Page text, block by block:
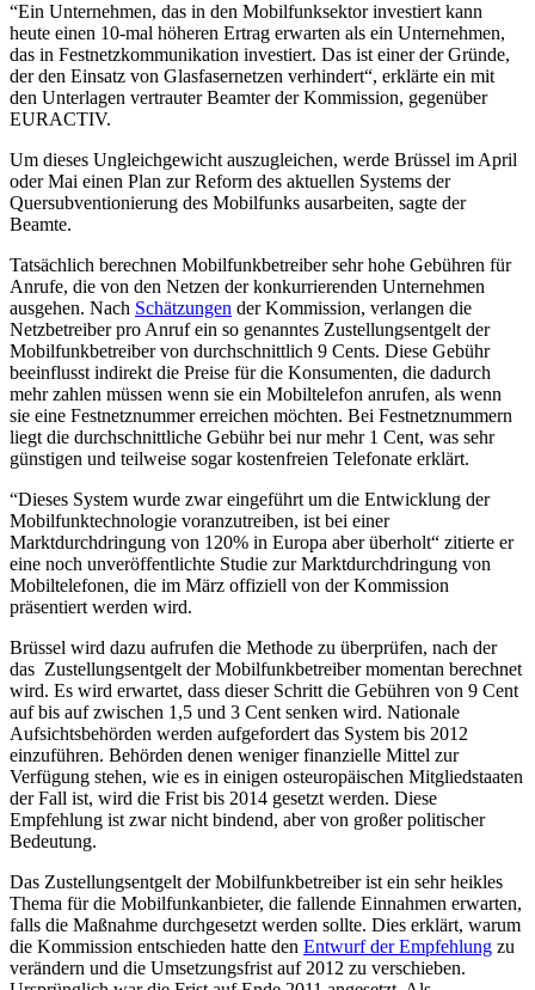
“Ein Unternehmen, das in den Mobilfunksektor investiert kann
heute einen 10-mal höheren Ertrag erwarten als ein Unternehmen,
das in Festnetzkommunikation investiert. Das ist einer der Gründe,
der den Einsatz von Glasfasernetzen verhindert“, erklärte ein mit
den Unterlagen vertrauter Beamter der Kommission, gegenüber
EURACTIV.
Um dieses Ungleichgewicht auszugleichen, werde Brüssel im April
oder Mai einen Plan zur Reform des aktuellen Systems der
Quersubventionierung des Mobilfunks ausarbeiten, sagte der
Beamte.
Tatsächlich berechnen Mobilfunkbetreiber sehr hohe Gebühren für
Anrufe, die von den Netzen der konkurrierenden Unternehmen
ausgehen. Nach Schätzungen der Kommission, verlangen die
Netzbetreiber pro Anruf ein so genanntes Zustellungsentgelt der
Mobilfunkbetreiber von durchschnittlich 9 Cents. Diese Gebühr
beeinflusst indirekt die Preise für die Konsumenten, die dadurch
mehr zahlen müssen wenn sie ein Mobiltelefon anrufen, als wenn
sie eine Festnetznummer erreichen möchten. Bei Festnetznummern
liegt die durchschnittliche Gebühr bei nur mehr 1 Cent, was sehr
günstigen und teilweise sogar kostenfreien Telefonate erklärt.
“Dieses System wurde zwar eingeführt um die Entwicklung der
Mobilfunktechnologie voranzutreiben, ist bei einer
Marktdurchdringung von 120% in Europa aber überholt“ zitierte er
eine noch unveröffentlichte Studie zur Marktdurchdringung von
Mobiltelefonen, die im März offiziell von der Kommission
präsentiert werden wird.
Brüssel wird dazu aufrufen die Methode zu überprüfen, nach der
das Zustellungsentgelt der Mobilfunkbetreiber momentan berechnet
wird. Es wird erwartet, dass dieser Schritt die Gebühren von 9 Cent
auf bis auf zwischen 1,5 und 3 Cent senken wird. Nationale
Aufsichtsbehörden werden aufgefordert das System bis 2012
einzuführen. Behörden denen weniger finanzielle Mittel zur
Verfügung stehen, wie es in einigen osteuropäischen Mitgliedstaaten
der Fall ist, wird die Frist bis 2014 gesetzt werden. Diese
Empfehlung ist zwar nicht bindend, aber von großer politischer
Bedeutung.
Das Zustellungsentgelt der Mobilfunkbetreiber ist ein sehr heikles
Thema für die Mobilfunkanbieter, die fallende Einnahmen erwarten,
falls die Maßnahme durchgesetzt werden sollte. Dies erklärt, warum
die Kommission entschieden hatte den Entwurf der Empfehlung zu
verändern und die Umsetzungsfrist auf 2012 zu verschieben.